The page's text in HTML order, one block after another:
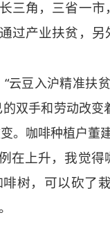
三角，三省一
过产业扶贫，
豆入沪精准扶
双手和劳动改
。咖啡种植户董
在上升，我觉
树，可以砍了